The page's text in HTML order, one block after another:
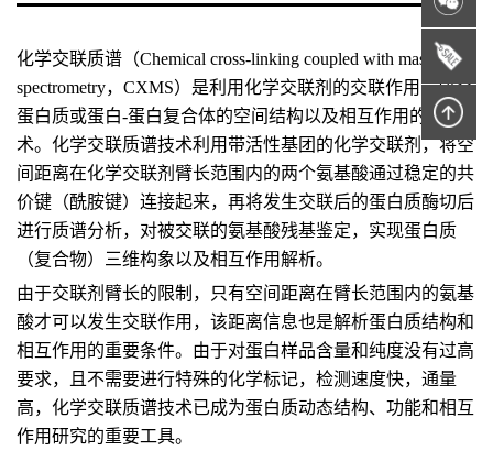
化学交联质谱（Chemical cross-linking coupled with mass
spectrometry，CXMS）是利用化学交联剂的交联作用，研究
蛋白质或蛋白-蛋白复合体的空间结构以及相互作用的技
术。化学交联质谱技术利用带活性基团的化学交联剂，将空
间距离在化学交联剂臂长范围内的两个氨基酸通过稳定的共
价键（酰胺键）连接起来，再将发生交联后的蛋白质酶切后
进行质谱分析，对被交联的氨基酸残基鉴定，实现蛋白质
（复合物）三维构象以及相互作用解析。
由于交联剂臂长的限制，只有空间距离在臂长范围内的氨基
酸才可以发生交联作用，该距离信息也是解析蛋白质结构和
相互作用的重要条件。由于对蛋白样品含量和纯度没有过高
要求，且不需要进行特殊的化学标记，检测速度快，通量
高，化学交联质谱技术已成为蛋白质动态结构、功能和相互
作用研究的重要工具。